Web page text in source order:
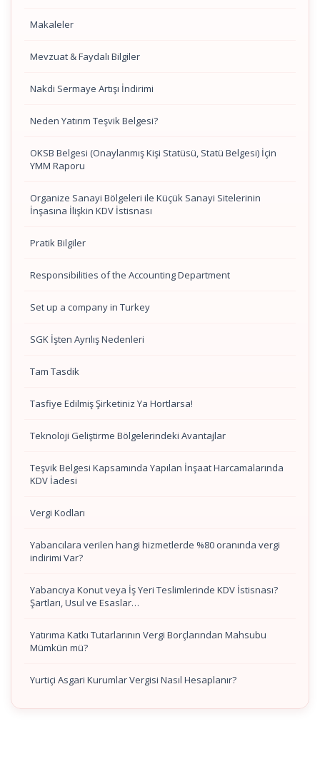
Makaleler
Mevzuat & Faydalı Bilgiler
Nakdi Sermaye Artışı İndirimi
Neden Yatırım Teşvik Belgesi?
OKSB Belgesi (Onaylanmış Kişi Statüsü, Statü Belgesi) İçin
YMM Raporu
Organize Sanayi Bölgeleri ile Küçük Sanayi Sitelerinin
İnşasına İlişkin KDV İstisnası
Pratik Bilgiler
Responsibilities of the Accounting Department
Set up a company in Turkey
SGK İşten Ayrılış Nedenleri
Tam Tasdik
Tasfiye Edilmiş Şirketiniz Ya Hortlarsa!
Teknoloji Geliştirme Bölgelerindeki Avantajlar
Teşvik Belgesi Kapsamında Yapılan İnşaat Harcamalarında
KDV İadesi
Vergi Kodları
Yabancılara verilen hangi hizmetlerde %80 oranında vergi
indirimi Var?
Yabancıya Konut veya İş Yeri Teslimlerinde KDV İstisnası?
Şartları, Usul ve Esaslar…
Yatırıma Katkı Tutarlarının Vergi Borçlarından Mahsubu
Mümkün mü?
Yurtiçi Asgari Kurumlar Vergisi Nasıl Hesaplanır?